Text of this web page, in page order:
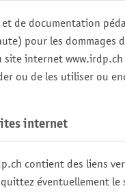
de documentation
pour les
site internet www.irdp.ch
ou de les utiliser ou
internet
contient des liens
éventuellement le